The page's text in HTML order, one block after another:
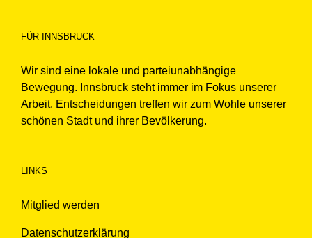
FÜR INNSBRUCK
Wir sind eine lokale und parteiunabhängige
Bewegung. Innsbruck steht immer im Fokus unserer
Arbeit. Entscheidungen treffen wir zum Wohle unserer
schönen Stadt und ihrer Bevölkerung.
LINKS
Mitglied werden
Datenschutzerklärung